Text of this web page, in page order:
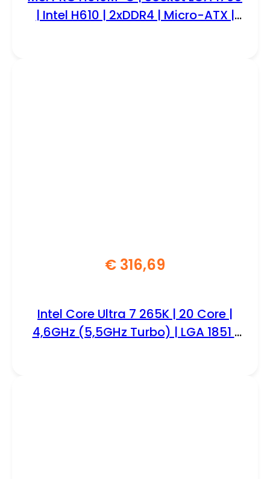
| Intel H610 | 2xDDR4 | Micro-ATX |
€ 316,69
Intel Core Ultra 7 265K | 20 Core |
4,6GHz (5,5GHz Turbo) | LGA 1851 |